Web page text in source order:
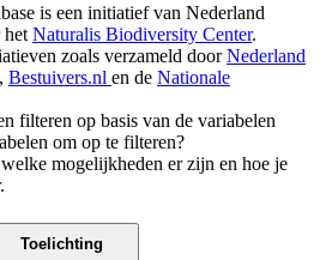
is een initiatief van Nederland
Naturalis Biodiversity Center.
zoals verzameld doorNederland
, Bestuivers.nl en de Nationale
filteren op basis van de variabelen
om op te filteren?
mogelijkheden er zijn en hoe je